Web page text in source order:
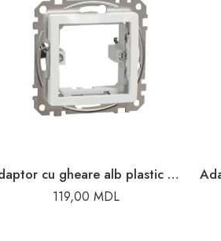
Adaptor cu gheare alb plastic sedna New Schneider
119,00 MDL